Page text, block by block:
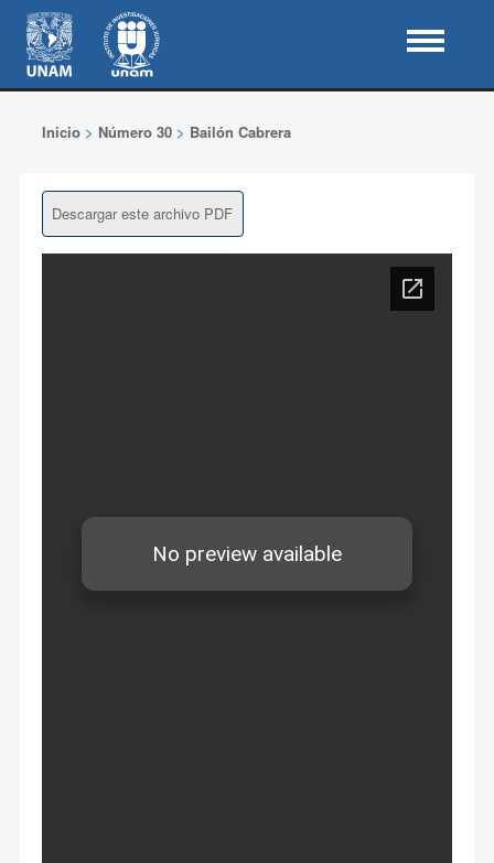
Inicio> Número 30> Bailón Cabrera
Descargar este archivo PDF